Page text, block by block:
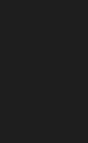
и
закладка-
превращают
Его
на 2026 год для